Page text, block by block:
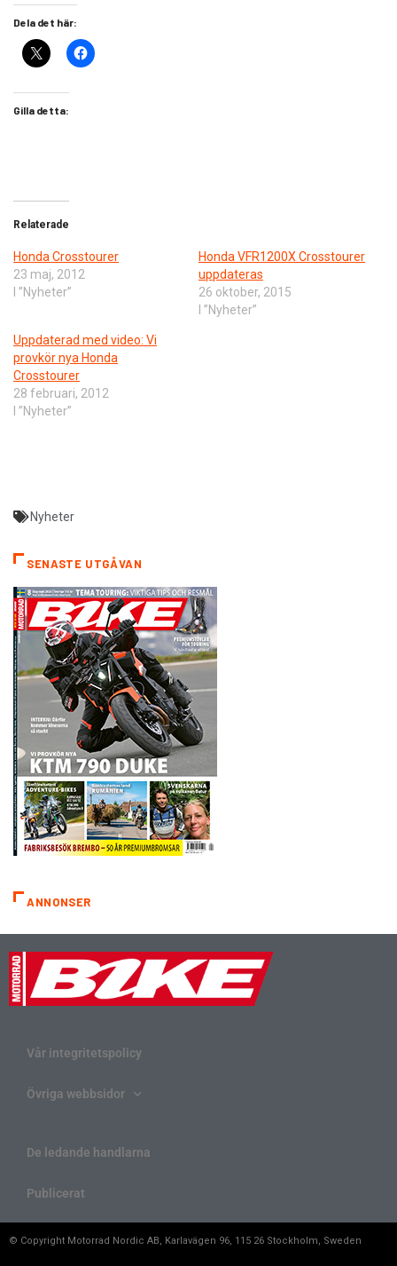
Dela det här:
Gilla detta:
Relaterade
Honda Crosstourer
23 maj, 2012
I ”Nyheter”
Honda VFR1200X Crosstourer
uppdateras
26 oktober, 2015
I ”Nyheter”
Uppdaterad med video: Vi
provkör nya Honda
Crosstourer
28 februari, 2012
I ”Nyheter”
Nyheter
SENASTE UTGÅVAN
ANNONSER
Vår integritetspolicy
Övriga webbsidor
De ledande handlarna
Publicerat
© Copyright Motorrad Nordic AB, Karlavägen 96, 115 26 Stockholm, Sweden